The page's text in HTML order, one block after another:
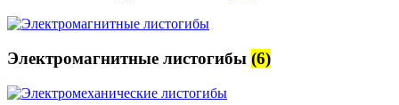
Электромагнитные листогибы (6)